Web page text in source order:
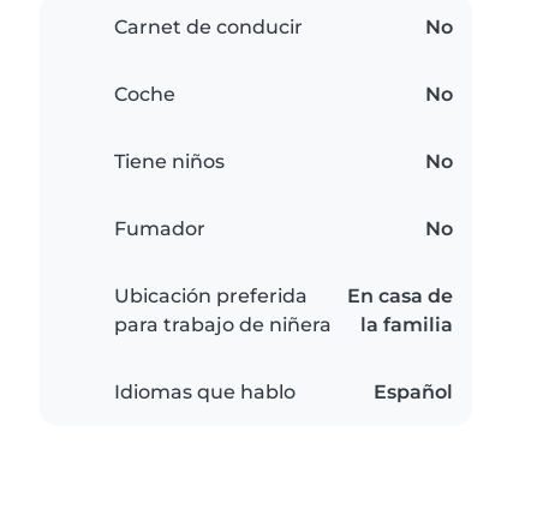
Carnet de conducir No
Coche No
Tiene niños No
Fumador No
Ubicación preferida
para trabajo de niñera
En casa de
la familia
Idiomas que hablo Español